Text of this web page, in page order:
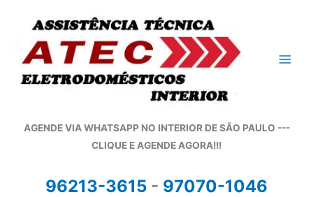
conteúdo
AGENDE VIA WHATSAPP NO INTERIOR DE SÃO PAULO ---
CLIQUE E AGENDE AGORA!!!
96213-3615 - 97070-1046